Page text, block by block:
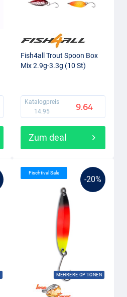
Fish4all Trout Spoon Box
Mix 2.9g-3.3g (10 St)
Katalogpreis
14.95
9.64
Zum deal
-20%
MEHRERE OPTIONEN
Fischtival Sale